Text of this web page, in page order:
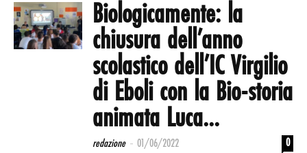
Biologicamente: la
chiusura dell’anno
scolastico dell’IC Virgilio
di Eboli con la Bio-storia
animata Luca...
redazione - 01/06/2022 0